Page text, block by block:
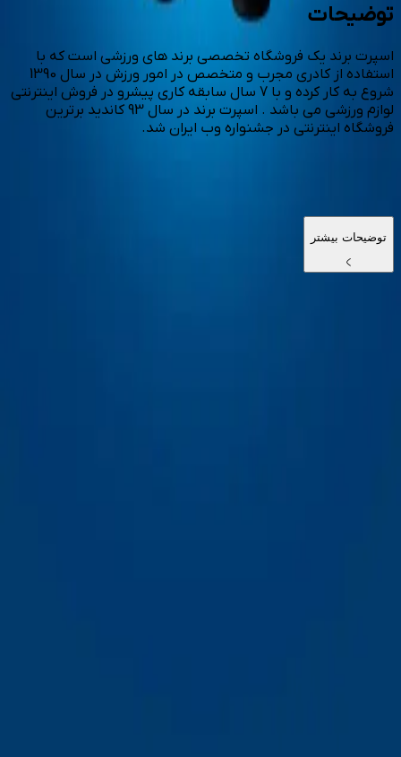
توضیحات
اسپرت برند یک فروشگاه تخصصی برند های ورزشی است که با
استفاده از کادری مجرب و متخصص در امور ورزش در سال 1390
شروع به کار کرده و با 7 سال سابقه کاری پیشرو در فروش اینترنتی
لوازم ورزشی می باشد . اسپرت برند در سال 93 کاندید برترین
فروشگاه اینترنتی در جشنواره وب ایران شد.
توضیحات بیشتر